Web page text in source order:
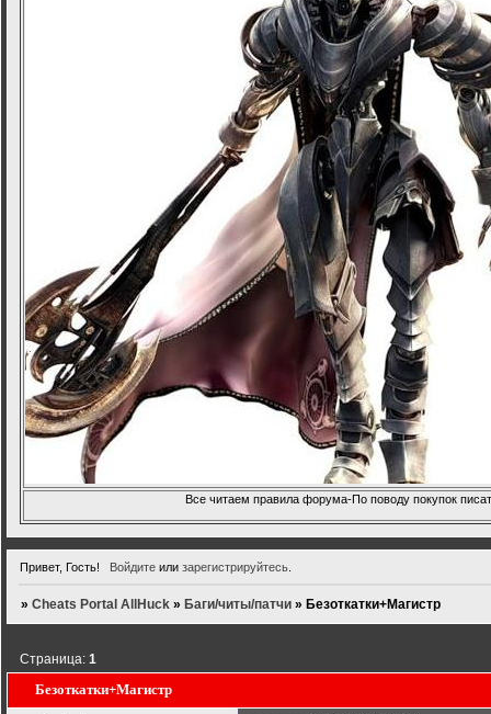
Все читаем правила форума-По поводу покупок
Привет, Гость! Войдитеили зарегистрируйтесь.
»Cheats Portal AllHuck » Баги/читы/патчи » Безоткатки+Магистр
Безоткатки+Магистр
Страница:1